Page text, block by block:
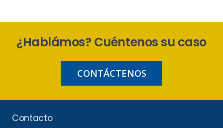
¿Hablámos? Cuéntenos su caso
CONTÁCTENOS
Contacto